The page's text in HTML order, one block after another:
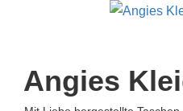
Angies